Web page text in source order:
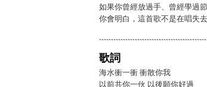
如果你曾經放過手、曾經學過
你會明白，這首歌不是在唱失
歌詞
海水衝一衝 衝散你我
以前共你一伙 以後願你好過